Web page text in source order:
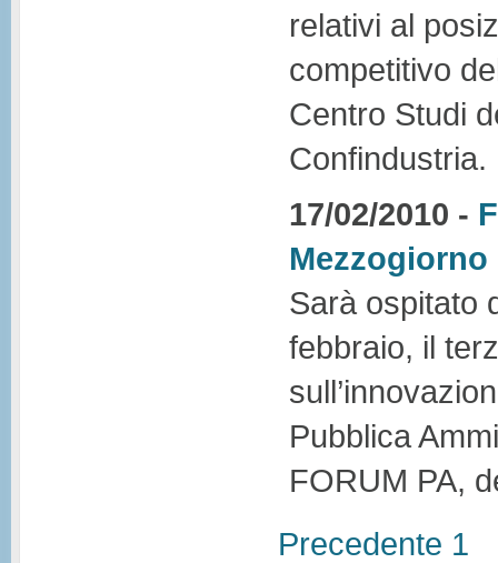
relativi al
competitivo
Centro Studi
Confindustria.
17/02/2010 -
Mezzogiorno
Sarà ospitato
febbraio, il
Pubblica
FORUM PA,
Precedente 1